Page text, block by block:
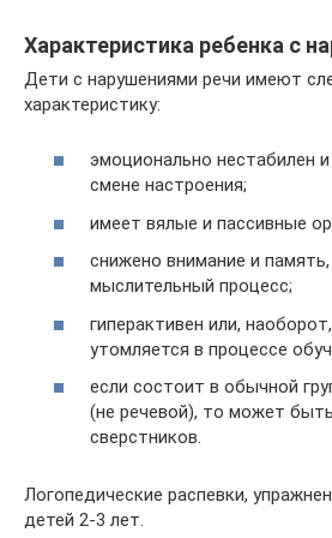
Характеристика ребенка с
Дети с нарушениями речи имеют
характеристику:
эмоционально нестабилен
смене настроения;
имеет вялые и пассивные
снижено внимание и
мыслительный процесс;
гиперактивен или,
утомляется в процессе
если состоит в обычной
(не речевой), то может
сверстников.
Логопедические распевки,
детей 2-3 лет.